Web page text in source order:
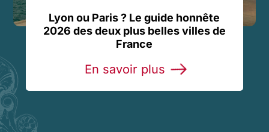
Lyon ou Paris ? Le guide honnête
2026 des deux plus belles villes de
France
En savoir plus